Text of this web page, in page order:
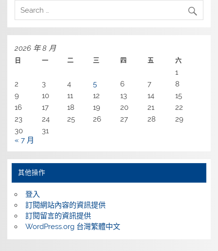
2026 年 8 月
日 一 二 三 四 五 六
1
2
3 4 5 6 7
8
9
10 11 12 13 14
15
16
17 18 19 20 21
22
23
24 25 26 27 28
29
30
31
« 7 月
其他操作
登入
訂閱網站內容的資訊提供
訂閱留言的資訊提供
WordPress.org 台灣繁體中文